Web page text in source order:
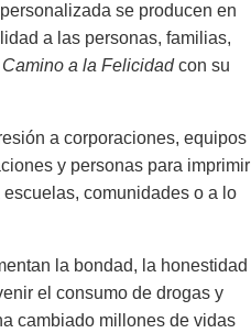
se producen en
a las personas, familias,
a la Felicidadcon su
a corporaciones, equipos
y personas para imprimir
comunidades o a lo
la bondad, la honestidad
el consumo de drogas y
cambiado millones de vidas